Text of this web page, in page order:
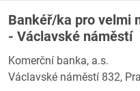
Bankéř/ka pro velmi
- Václavské náměstí
Komerční banka, a.s.
Václavské náměstí 832,